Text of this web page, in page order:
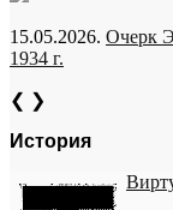
15.05.2026. Очерк
1934 г.
❮ ❯
История